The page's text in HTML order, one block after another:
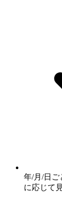
年/月/日ご
に応じて